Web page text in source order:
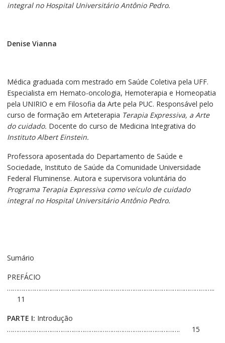
integral no Hospital Universitário Antônio Pedro.
Denise Vianna
Médica graduada com mestrado em Saúde Coletiva pela UFF.
Especialista em Hemato-oncologia, Hemoterapia e Homeopatia
pela UNIRIO e em Filosofia da Arte pela PUC. Responsável pelo
curso de formação em Arteterapia Terapia Expressiva, a Arte
do cuidado. Docente do curso de Medicina Integrativa do
Instituto Albert Einstein.
Professora aposentada do Departamento de Saúde e
Sociedade, Instituto de Saúde da Comunidade Universidade
Federal Fluminense. Autora e supervisora voluntária do
Programa Terapia Expressiva comoveículo de cuidado
integral no Hospital Universitário Antônio Pedro.
Sumário
PREFÁCIO
…………………………………………………………………………………………………..
11
PARTE I: Introdução
…………………………………………………………………………………. 15